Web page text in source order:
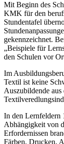
Mit Beginn des
KMK für den
Stundentafel
gekennzeichnet.
„Beispiele für
den Schulen vor
Im
Textil ist keine
Auszubildende
In den Lernfeldern
Abhängigkeit von
Erfordernissen
Färben, Drucken,